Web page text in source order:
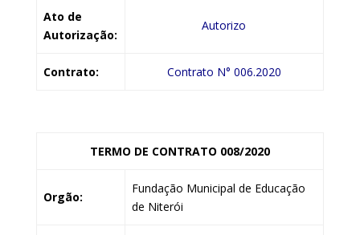
Ato de
Autorização:
Autorizo
Contrato: Contrato N° 006.2020
TERMO DE CONTRATO 008/2020
Orgão:
Fundação Municipal de Educação
de Niterói